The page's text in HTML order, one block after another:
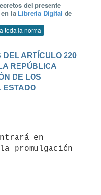
del presente
la Librería Digital de
toda la norma
DEL ARTÍCULO 220
REPÚBLICA
DE LOS
ESTADO
promulgación